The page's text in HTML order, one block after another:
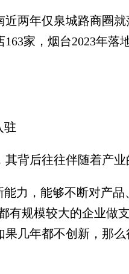
两年仅泉城路商圈就
家，烟台2023年落
驻
后往往伴随着产业
力，能够不断对产品
有规模较大的企业做
几年都不创新，那